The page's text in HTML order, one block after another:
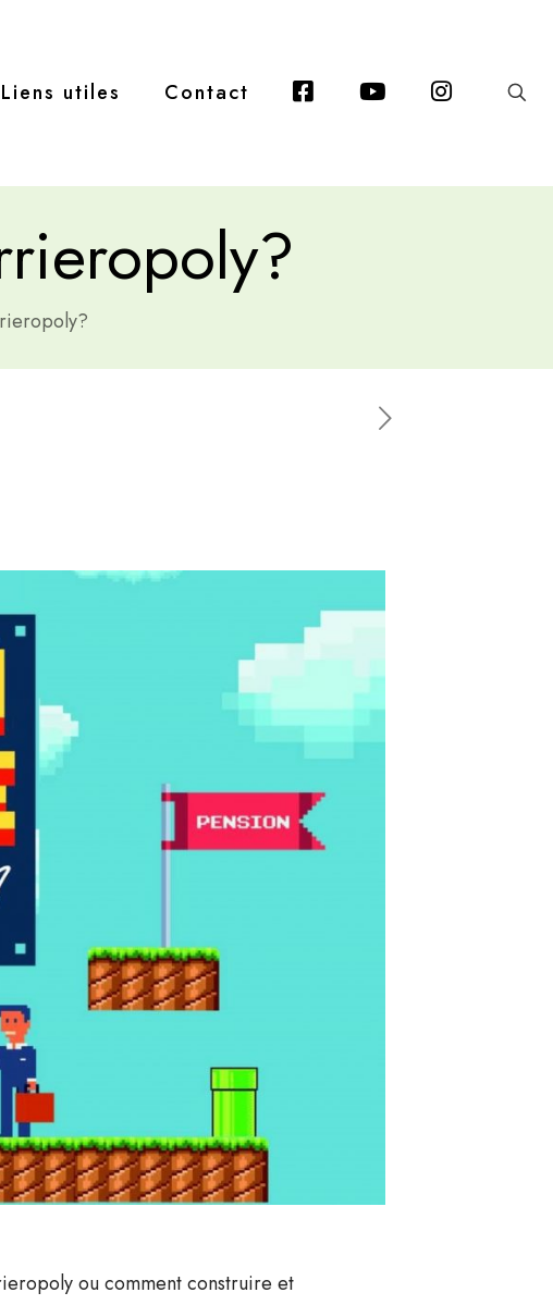
Liens utiles Contact FacebookYoutube
ou comment construire et